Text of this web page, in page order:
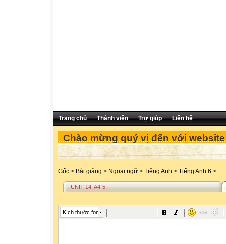
Trang chủ Thành viên Trợ giúp Liên hệ
Chào mừng quý vị đến với website
Gốc > Bài giảng > Ngoại ngữ > Tiếng Anh > Tiếng Anh 6 >
UNIT 14: A4-5
Kích thước font